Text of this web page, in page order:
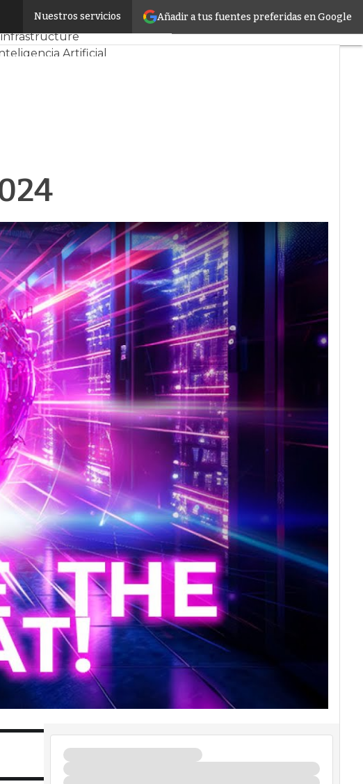
Añadir a tus fuentes preferidas en Google
Nuestros servicios
ProyectosSostenibilidad
Artificial